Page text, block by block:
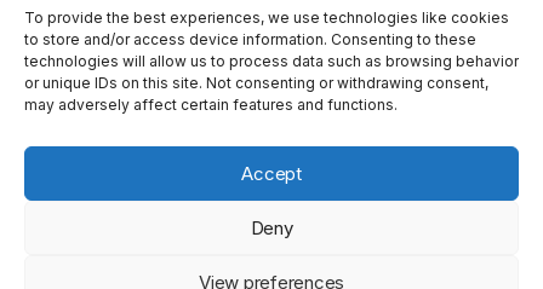
To provide the best experiences, we use technologies like cookies
to store and/or access device information. Consenting to these
technologies will allow us to process data such as browsing behavior
or unique IDs on this site. Not consenting or withdrawing consent,
may adversely affect certain features and functions.
Accept
Deny
View preferences
Yonder Lies It. All rights reserved.